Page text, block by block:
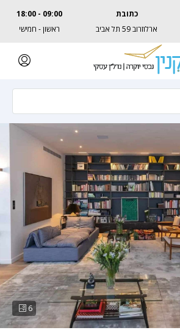
כתובת
ארלוזרוב 59 תל אביב
09:00 - 18:00
ראשון - חמישי
6